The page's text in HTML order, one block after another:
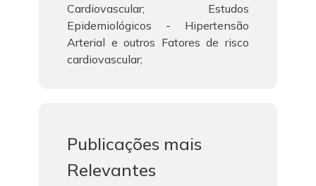
Cardiovascular; Estudos
Epidemiológicos - Hipertensão
Arterial e outros Fatores de risco
cardiovascular;
Publicações mais
Relevantes